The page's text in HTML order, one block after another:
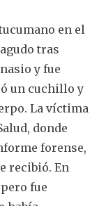
en el
tras
y fue
un cuchillo y
La víctima
donde
forense,
recibió. En
fue